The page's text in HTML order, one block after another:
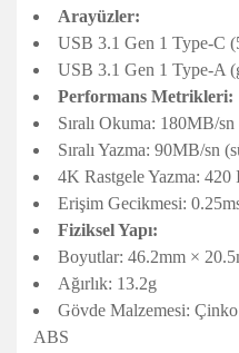
Arayüzler:
USB 3.1 Gen 1 Type-C
USB 3.1 Gen 1 Type-A
Performans Metrikleri:
Sıralı Okuma: 180MB/
Sıralı Yazma: 90MB/sn
4K Rastgele Yazma: 420
Erişim Gecikmesi:
Fiziksel Yapı:
Boyutlar: 46.2mm ×
Ağırlık: 13.2g
Gövde Malzemesi:
ABS